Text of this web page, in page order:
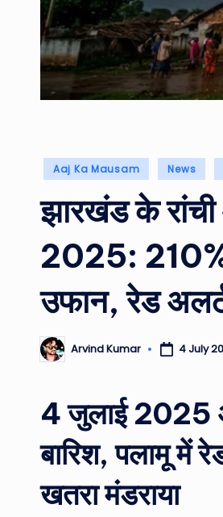
Posted
Aaj Ka Mausam News
झारखंड के
2025: 210%
उफान, रेड
Posted
by
Arvind Kumar 4 July
4 जुलाई 2025
बारिश, पलामू में
खतरा मंडराया